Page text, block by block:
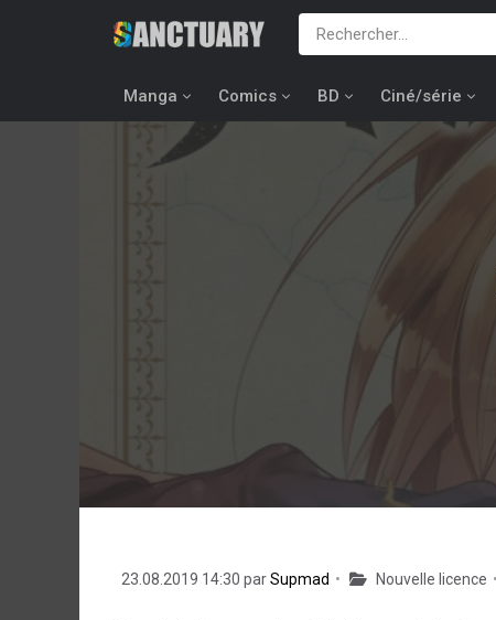
Manga Comics BD Ciné/série
23.08.2019 14:30 parSupmad Nouvelle licence